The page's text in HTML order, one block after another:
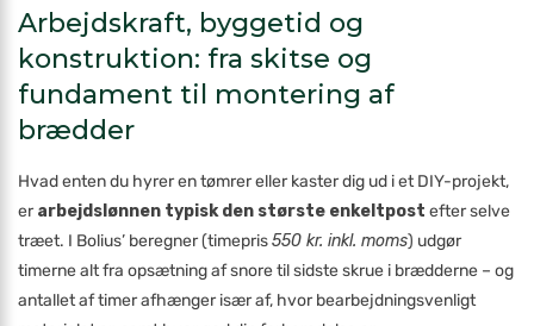
Arbejdskraft, byggetid og
konstruktion: fra skitse og
fundament til montering af
brædder
Hvad enten du hyrer en tømrer eller kaster dig ud i et DIY-projekt,
erarbejdslønnen typisk den største enkeltpost efter selve
træet. I Bolius’ beregner (timepris550 kr. inkl. moms) udgør
timerne alt fra opsætning af snore til sidste skrue i brædderne – og
antallet af timer afhænger især af, hvor bearbejdningsvenligt